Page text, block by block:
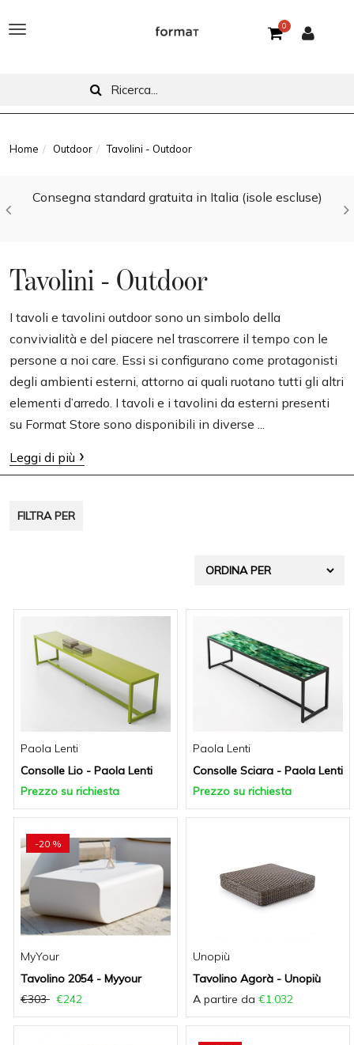
T
g
l
i
g
a
t
i
o
0
Home Outdoor Tavolini - Outdoor
Consegna standard gratuita in Italia (isole escluse)
Tavolini - Outdoor
I tavoli e tavolini outdoor sono un simbolo della
convivialità e del piacere nel trascorrere il tempo con le
persone a noi care. Essi si configurano come protagonisti
degli ambienti esterni, attorno ai quali ruotano tutti gli altri
elementi d’arredo. I tavoli e i tavolini da esterni presenti
su Format Store sono disponibili in diverse ...
Leggi di più
FILTRA PER
Paola Lenti
Consolle Lio - Paola Lenti
Prezzo su richiesta
Paola Lenti
Consolle Sciara - Paola Lenti
Prezzo su richiesta
-20 %
MyYour
Tavolino 2054 - Myyour
€303
€242
Unopiù
Tavolino Agorà - Unopiù
A partire da €1.032